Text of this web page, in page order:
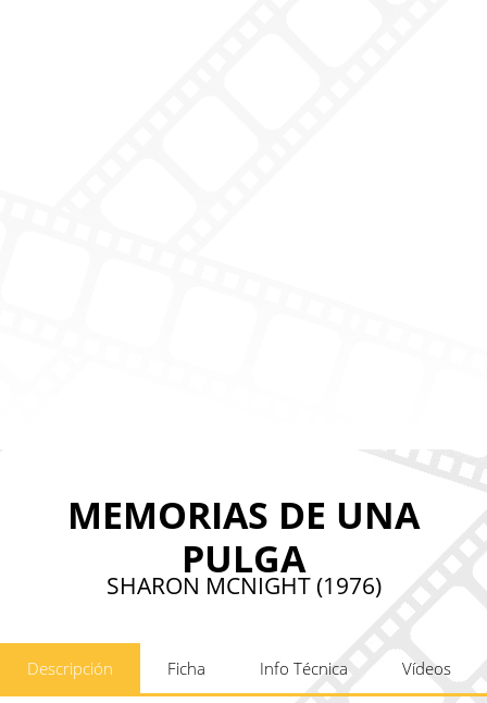
MEMORIAS DE UNA
PULGA
SHARON MCNIGHT (1976)
Descripción Ficha Info Técnica Vídeos